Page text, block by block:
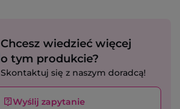
Chcesz wiedzieć więcej
o tym produkcie?
Skontaktuj się z naszym doradcą!
Wyślij zapytanie